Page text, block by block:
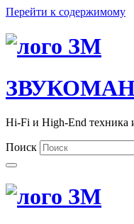
Перейти к содержимому
Hi-Fi и High-End техника
Поиск